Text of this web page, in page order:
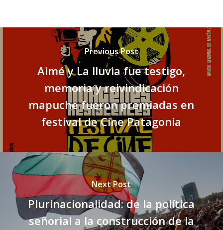
Previous Post
Aimé y La lluvia fue testigo,
memoria y reivindicación
mapuche fueron premiadas en
festival de Cine Patagonia
Next Post
Plurinacionalidad: de la política
señorial a la construcción de la